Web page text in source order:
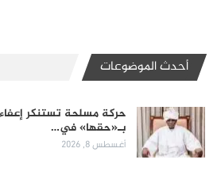
أحدث الموضوعات
حركة مسلحة تستنكر
بـ«حقها» في…
أغسطس 8, 2026